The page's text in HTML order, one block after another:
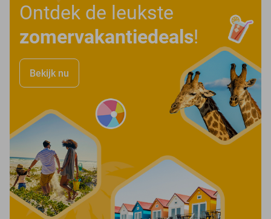
Ontdek de leukste
zomervakantiedeals!
Bekijk nu